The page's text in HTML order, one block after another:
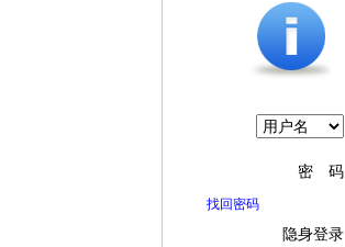
密 码
找回密码
隐身登录